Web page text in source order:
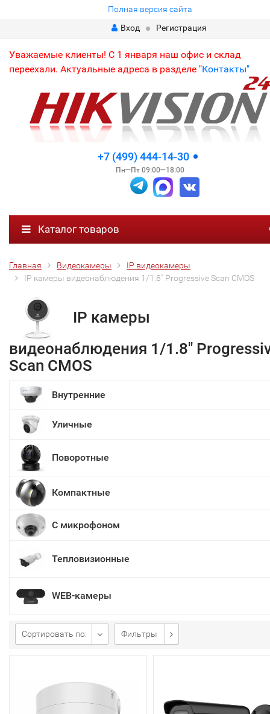
Полная версия сайта
Вход
Регистрация
Уважаемые клиенты! С 1 января наш офис и склад
переехали. Актуальные адреса в разделе "Контакты"
+7 (499) 444-14-30
Пн—Пт 09:00—18:00
Каталог товаров
Главная Видеокамеры
IP видеокамеры
IP камеры видеонаблюдения 1/1.8" Progressive Scan CMOS
IP камеры
видеонаблюдения 1/1.8"
Scan CMOS
Внутренние
Уличные
Поворотные
Компактные
С микрофоном
Тепловизионные
WEB-камеры
Сортировать по: Фильтры